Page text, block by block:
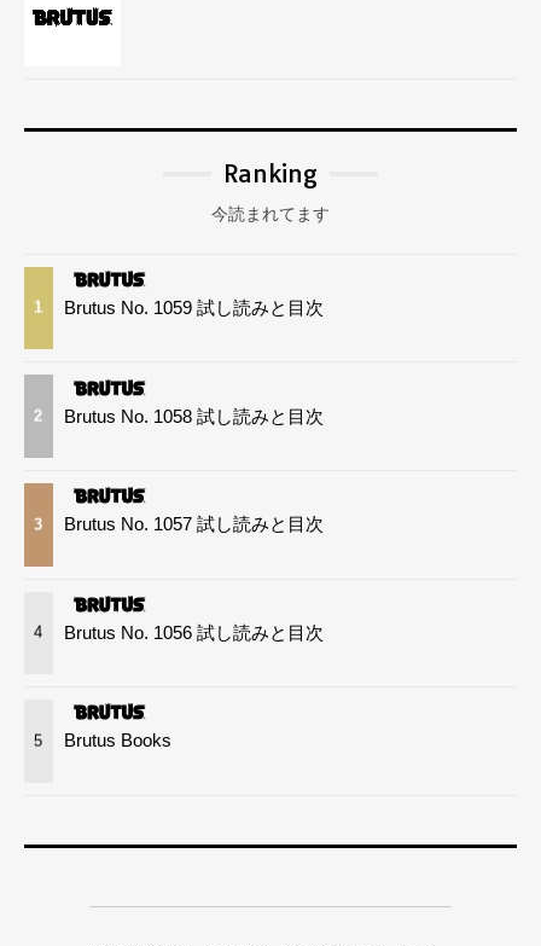
Ranking
今読まれてます
1 Brutus No. 1059 試し読みと目次
2 Brutus No. 1058 試し読みと目次
3 Brutus No. 1057 試し読みと目次
4 Brutus No. 1056 試し読みと目次
5 Brutus Books